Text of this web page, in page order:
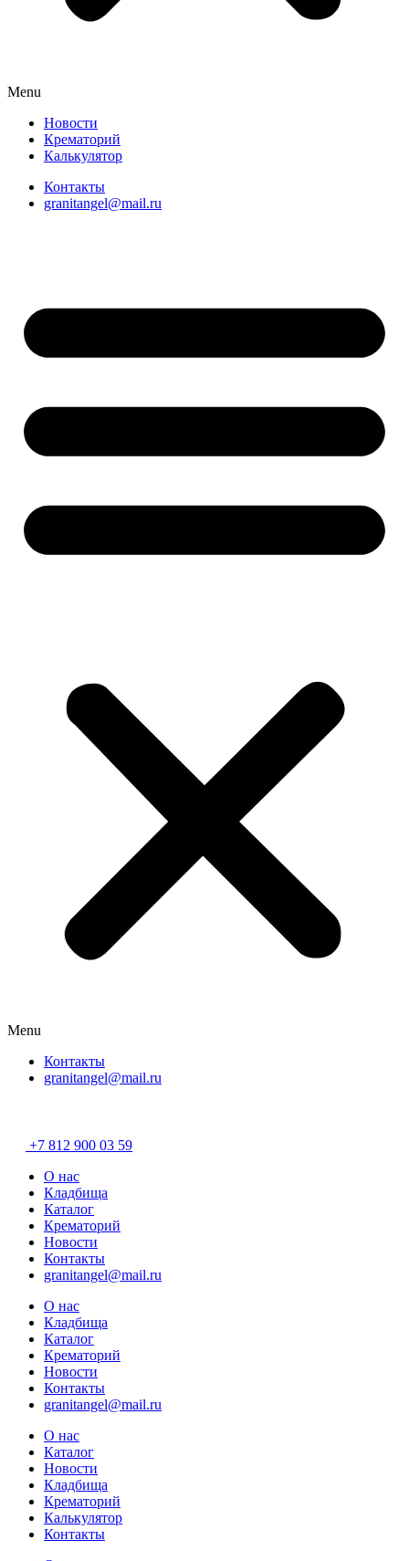
Menu
Новости
Крематорий
Калькулятор
Контакты
granitangel@mail.ru
Menu
Контакты
granitangel@mail.ru
+7 812 900 03 59
О нас
Кладбища
Каталог
Крематорий
Новости
Контакты
granitangel@mail.ru
О нас
Кладбища
Каталог
Крематорий
Новости
Контакты
granitangel@mail.ru
О нас
Каталог
Новости
Кладбища
Крематорий
Калькулятор
Контакты